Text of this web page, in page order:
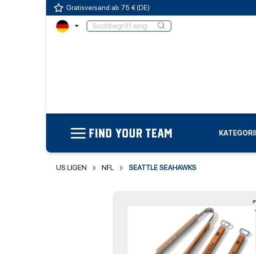
Gratisversand ab 75 € (DE)
FIND YOUR TEAM
US LIGEN NFL SEATTLE SEAHAWKS